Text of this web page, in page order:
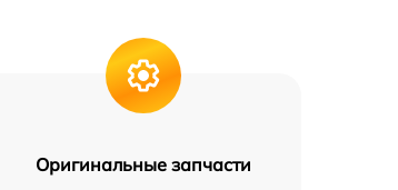
Оригинальные запчасти